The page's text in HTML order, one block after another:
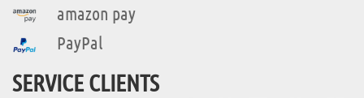
amazon pay
PayPal
SERVICE CLIENTS